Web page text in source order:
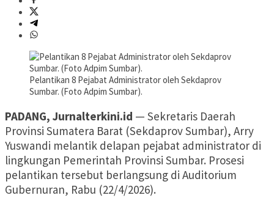
Pelantikan 8 Pejabat Administrator oleh Sekdaprov
Sumbar. (Foto Adpim Sumbar).
PADANG, Jurnalterkini.id — Sekretaris Daerah
Provinsi Sumatera Barat (Sekdaprov Sumbar), Arry
Yuswandi melantik delapan pejabat administrator di
lingkungan Pemerintah Provinsi Sumbar. Prosesi
pelantikan tersebut berlangsung di Auditorium
Gubernuran, Rabu (22/4/2026).